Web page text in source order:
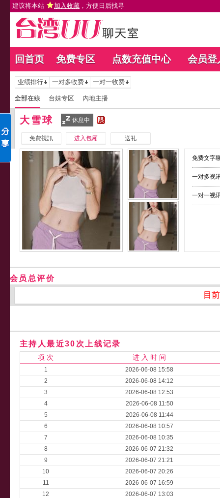
建议将本站 加入收藏 ，方便日后找寻
回首页 免费专区 点数充值中心 会员登
业绩排行 一对多收费 一对一收费
全部在線 台妹专区 內地主播
大雪球 休息中
免費視訊 进入包厢 送礼
免费文字
一对多视
一对一视
会员总评价
目
主持人最近30次上线记录
项 次 进 入 时 间
1
2026-06-08 15:58
2
2026-06-08 14:12
3
2026-06-08 12:53
4
2026-06-08 11:50
5
2026-06-08 11:44
6
2026-06-08 10:57
7
2026-06-08 10:35
8
2026-06-07 21:32
9
2026-06-07 21:21
10
2026-06-07 20:26
11
2026-06-07 16:59
12
2026-06-07 13:03